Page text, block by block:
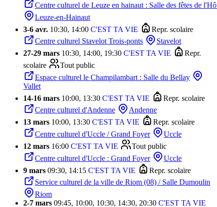
Centre culturel de Leuze en hainaut : Salle des fêtes de
Leuze-en-Hainaut
3-6 avr. 10:30, 14:00 C'EST TA VIE
Repr. scolaire
Centre culturel Stavelot Trois-ponts
Stavelot
27-29 mars 10:30, 14:00, 19:30 C'EST TA VIE
Repr.
scolaire
Tout public
Espace culturel le Champilambart : Salle du Bellay
Vallet
14-16 mars 10:00, 13:30 C'EST TA VIE
Repr. scolaire
Centre culturel d'Andenne
Andenne
13 mars 10:00, 13:30 C'EST TA VIE
Repr. scolaire
Centre culturel d'Uccle / Grand Foyer
Uccle
12 mars 16:00 C'EST TA VIE
Tout public
Centre culturel d'Uccle : Grand Foyer
Uccle
9 mars 09:30, 14:15 C'EST TA VIE
Repr. scolaire
Service culturel de la ville de Riom (08) / Salle Dumoulin
Riom
2-7 mars 09:45, 10:00, 10:30, 14:30, 20:30 C'EST TA VIE